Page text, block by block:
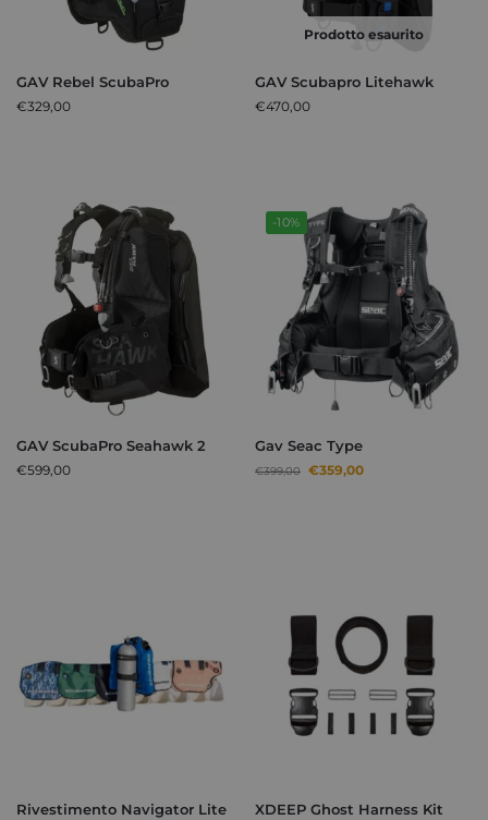
GAV Rebel ScubaPro
€329,00
Prodotto esaurito
GAV Scubapro Litehawk
€470,00
GAV ScubaPro Seahawk 2
€599,00
-10%
Gav Seac Type
€399,00 €359,00
Rivestimento Navigator Lite
XDEEP Ghost Harness Kit